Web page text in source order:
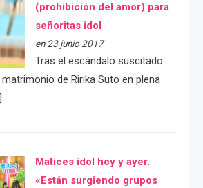
(prohibición del amor) para
señoritas idol
en 23 junio 2017
Tras el escándalo suscitado
de Ririka Suto en plena
Matices idol hoy y ayer.
«Están surgiendo grupos